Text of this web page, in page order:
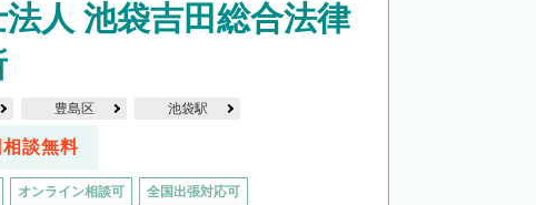
人 池袋吉田総合法律
豊島区 池袋駅
談無料
オンライン相談可 全国出張対応可